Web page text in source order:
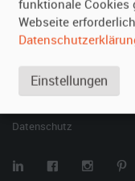
SPECIAL
Berühmte Filmautos –
Datenschutz
funktionale Cookies
Webseite
Einstellungen